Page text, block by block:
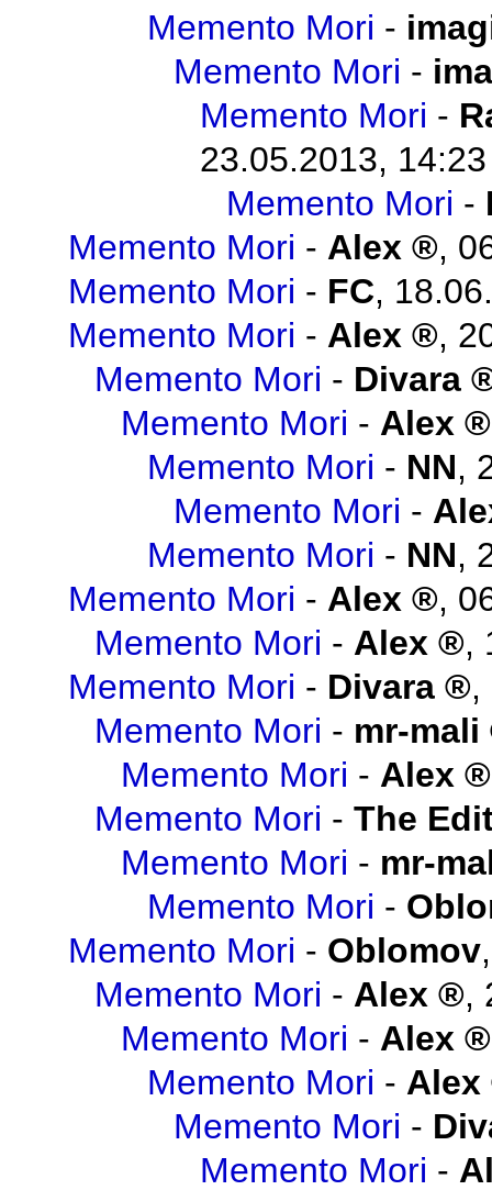
Memento Mori -
Memento Mori -
Memento Mori -
23.05.2013, 14:23
Memento Mori -
Memento Mori - Alex ,
Memento Mori - FC,
Memento Mori - Alex ,
Memento Mori - Divara
Memento Mori - Alex
Memento Mori - NN,
Memento Mori -
Memento Mori - NN,
Memento Mori - Alex ,
Memento Mori - Alex ,
Memento Mori - Divara ,
Memento Mori - mr-mali
Memento Mori - Alex
Memento Mori - The
Memento Mori - mr-
Memento Mori -
Memento Mori - Oblomov
Memento Mori - Alex ,
Memento Mori - Alex
Memento Mori - Alex
Memento Mori -
Memento Mori -